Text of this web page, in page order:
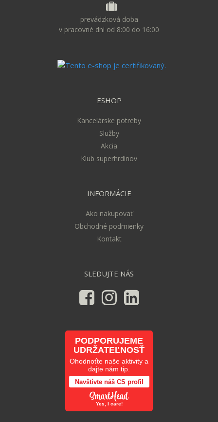
prevádzková doba
v pracovné dni od 8:00 do 16:00
ESHOP
Kancelárske potreby
Služby
Akcia
Klub superhrdinov
INFORMÁCIE
Ako nakupovať
Obchodné podmienky
Kontakt
SLEDUJTE NÁS
PODPORUJEME
UDRŽATEĽNOSŤ
Ohodnoťte naše aktivity a
dajte nám tip.
Navštívte náš CS profil
Yes, I care!